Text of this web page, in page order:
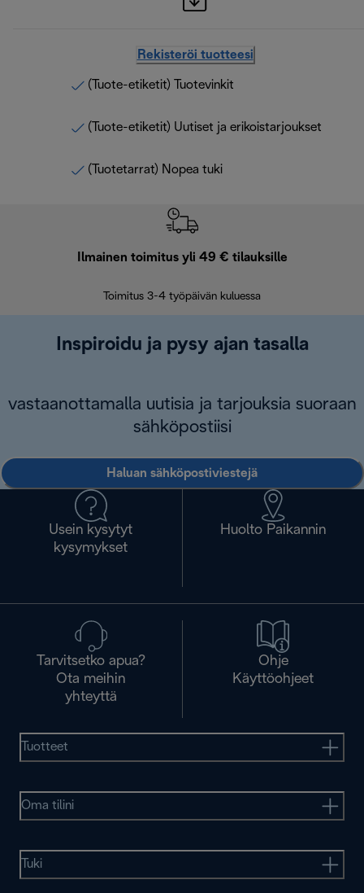
Rekisteröi tuotteesi
(Tuote-etiketit) Tuotevinkit
(Tuote-etiketit) Uutiset ja erikoistarjoukset
(Tuotetarrat) Nopea tuki
Ilmainen toimitus yli 49 € tilauksille
Toimitus 3-4 työpäivän kuluessa
Inspiroidu ja pysy ajan tasalla
vastaanottamalla uutisia ja tarjouksia suoraan
sähköpostiisi
Haluan sähköpostiviestejä
Usein kysytyt
kysymykset
Huolto Paikannin
Tarvitsetko apua?
Ota meihin
yhteyttä
Ohje
Käyttöohjeet
Tuotteet
Oma tilini
Tuki